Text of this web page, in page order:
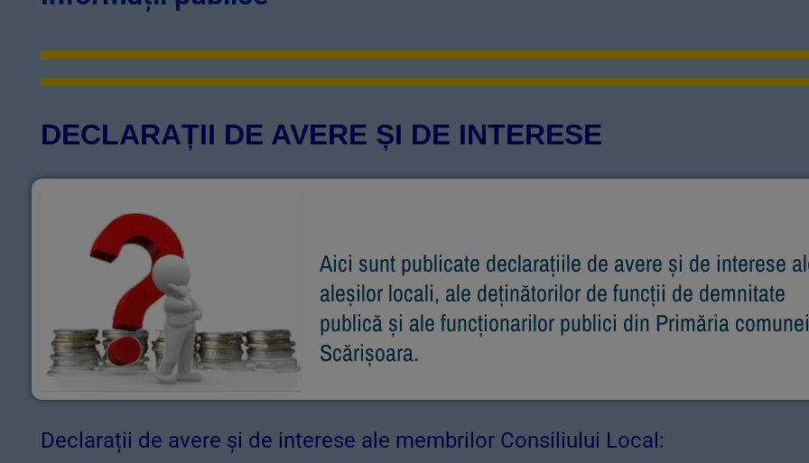
DECLARAȚII DE AVERE ȘI DE INTERESE
Aici sunt publicate declarațiile de avere și de interese
aleșilor locali, ale deținătorilor de funcții de demnitate
publică și ale funcționarilor publici din Primăria comunei
Scărișoara.
​Declarații de avere și de interese ale membrilor Consiliului Local: